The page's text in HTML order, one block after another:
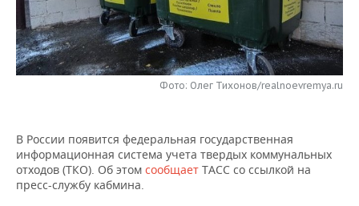
НЕФТЕХИМИЯ
НЕФТЬ
ОПК
РОЗНИЧНАЯ ТОРГОВЛЯ
ТРАНСПОРТ
НОВОСТИ ТЕХНОЛОГИЙ
IT
ТЕЛЕКОММУНИКАЦИИ
МЕРОПРИЯТИЯ
НОВОСТИ МЕРОПРИЯТИЙ
БИЗНЕС-БРАНЧИ
ONLINE-КОНФЕРЕНЦИИ
СПОРТ
ФУТБОЛ
ХОККЕЙ
НОВОСТИ ОБЩЕСТВА
ВЛАСТЬ
ФОТОГАЛЕРЕЯ
СЮЖЕТЫ
Фото: Олег Тихонов/realnoevremya.ru
В России появится федеральная государственная
информационная система учета твердых коммунальных
отходов (ТКО). Об этом сообщает ТАСС со ссылкой на
пресс-службу кабмина.